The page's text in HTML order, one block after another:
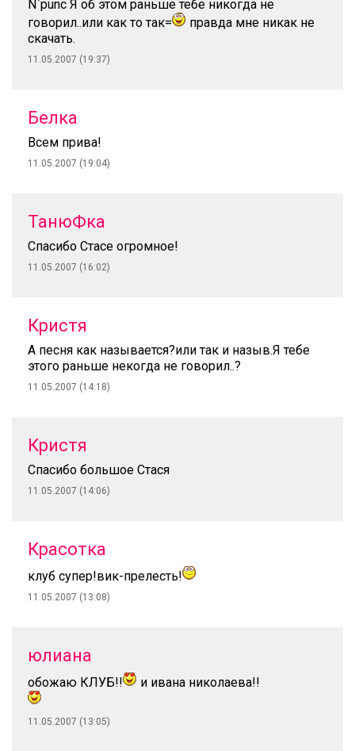
N`punc Я об этом раньше тебе никогда не
говорил..или как то так=
правда мне никак не
скачать.
11.05.2007 (19:37)
Белка
Всем прива!
11.05.2007 (19:04)
ТанюФка
Спасибо Стасе огромное!
11.05.2007 (16:02)
Кристя
А песня как называется?или так и назыв.Я тебе
этого раньше некогда не говорил..?
11.05.2007 (14:18)
Кристя
Спасибо большое Стася
11.05.2007 (14:06)
Красотка
клуб супер!вик-прелесть!
11.05.2007 (13:08)
юлиана
обожаю КЛУБ!! и ивана николаева!!
11.05.2007 (13:05)